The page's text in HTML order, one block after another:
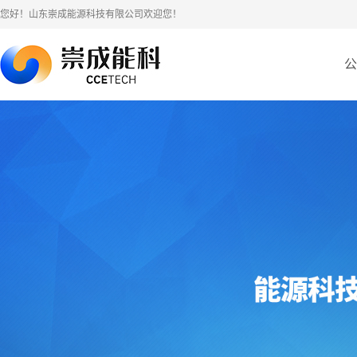
您好！山东崇成能源科技有限公司欢迎您！